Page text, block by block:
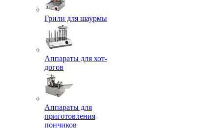
Грили для шаурмы
Аппараты для хот-
догов
Аппараты для
приготовления
пончиков